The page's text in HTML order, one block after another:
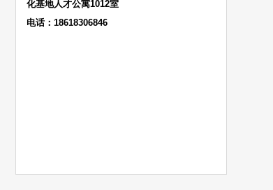
化基地人才公寓1012室
电话：18618306846